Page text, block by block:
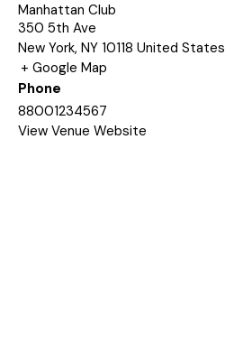
Manhattan Club
350 5th Ave
New York, NY 10118 United States
+ Google Map
Phone
88001234567
View Venue Website